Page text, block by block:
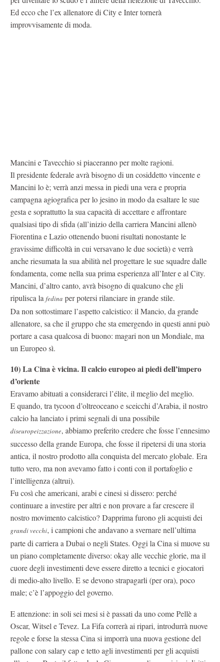
Ed ecco che l’ex allenatore di City e Inter tornerà
improvvisamente di moda.
Mancini e Tavecchio si piaceranno per molte ragioni.
Il presidente federale avrà bisogno di un cosiddetto vincente e
Mancini lo è; verrà anzi messa in piedi una vera e propria
campagna agiografica per lo jesino in modo da esaltare le sue
gesta e soprattutto la sua capacità di accettare e affrontare
qualsiasi tipo di sfida (all’inizio della carriera Mancini allenò
Fiorentina e Lazio ottenendo buoni risultati nonostante le
gravissime difficoltà in cui versavano le due società) e verrà
anche riesumata la sua abilità nel progettare le sue squadre dalle
fondamenta, come nella sua prima esperienza all’Inter e al City.
Mancini, d’altro canto, avrà bisogno di qualcuno che gli
ripulisca la fedina per potersi rilanciare in grande stile.
Da non sottostimare l’aspetto calcistico: il Mancio, da grande
allenatore, sa che il gruppo che sta emergendo in questi anni può
portare a casa qualcosa di buono: magari non un Mondiale, ma
un Europeo sì.
10)La Cina è vicina. Il calcio europeo ai piedi dell’impero
d’oriente
Eravamo abituati a considerarci l’élite, il meglio del meglio.
E quando, tra tycoon d’oltreoceano e sceicchi d’Arabia, il nostro
calcio ha lanciato i primi segnali di una possibile
diseuropeizzazione, abbiamo preferito credere che fosse l’ennesimo
successo della grande Europa, che fosse il ripetersi di una storia
antica, il nostro prodotto alla conquista del mercato globale. Era
tutto vero, ma non avevamo fatto i conti con il portafoglio e
l’intelligenza (altrui).
Fu così che americani, arabi e cinesi si dissero: perché
continuare a investire per altri e non provare a far crescere il
nostro movimento calcistico? Dapprima furono gli acquisti dei
grandi vecchi, i campioni che andavano a svernare nell’ultima
parte di carriera a Dubai o negli States. Oggi la Cina si muove su
un piano completamente diverso: okay alle vecchie glorie, ma il
cuore degli investimenti deve essere diretto a tecnici e giocatori
di medio-alto livello. E se devono strapagarli (per ora), poco
male; c’è l’appoggio del governo.
E attenzione: in soli sei mesi si è passati da uno come Pellè a
Oscar, Witsel e Tevez. La Fifa correrà ai ripari, introdurrà nuove
regole e forse la stessa Cina si imporrà una nuova gestione del
pallone con salary cap e tetto agli investimenti per gli acquisti